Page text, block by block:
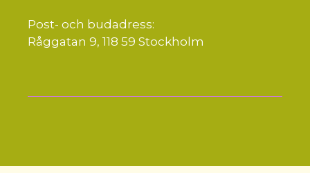
Post- och budadress:
Råggatan 9, 118 59 Stockholm